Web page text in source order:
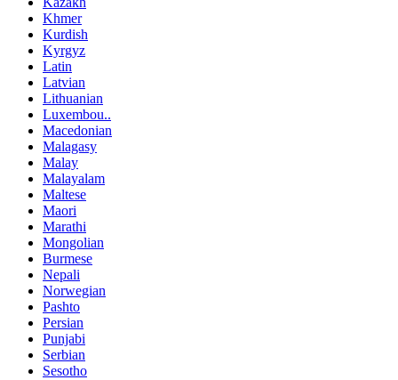
Khmer
Kurdish
Kyrgyz
Latin
Latvian
Lithuanian
Luxembou..
Macedonian
Malagasy
Malay
Malayalam
Maltese
Maori
Marathi
Mongolian
Burmese
Nepali
Norwegian
Pashto
Persian
Punjabi
Serbian
Sesotho